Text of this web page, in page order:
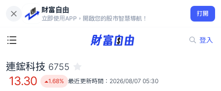
財富自由
立即使用APP，開啟您的股市智慧導航！
打開
登入
13.30
1.68%
連鋐科技 6755
13.30 1.68% 最近更新時間： 2026/08/07 05:30